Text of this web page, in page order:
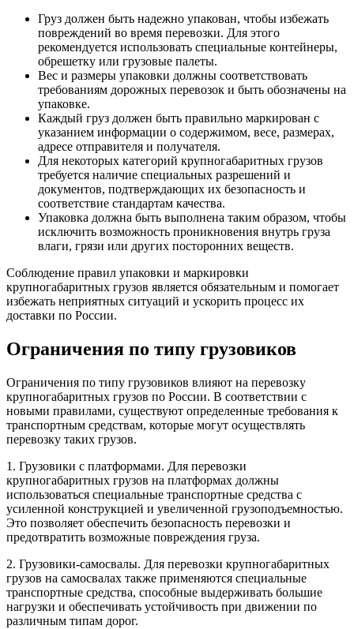
Груз должен быть надежно упакован, чтобы избежать
повреждений во время перевозки. Для этого
рекомендуется использовать специальные контейнеры,
обрешетку или грузовые палеты.
Вес и размеры упаковки должны соответствовать
требованиям дорожных перевозок и быть обозначены на
упаковке.
Каждый груз должен быть правильно маркирован с
указанием информации о содержимом, весе, размерах,
адресе отправителя и получателя.
Для некоторых категорий крупногабаритных грузов
требуется наличие специальных разрешений и
документов, подтверждающих их безопасность и
соответствие стандартам качества.
Упаковка должна быть выполнена таким образом, чтобы
исключить возможность проникновения внутрь груза
влаги, грязи или других посторонних веществ.
Соблюдение правил упаковки и маркировки
крупногабаритных грузов является обязательным и помогает
избежать неприятных ситуаций и ускорить процесс их
доставки по России.
Ограничения по типу грузовиков
Ограничения по типу грузовиков влияют на перевозку
крупногабаритных грузов по России. В соответствии с
новыми правилами, существуют определенные требования к
транспортным средствам, которые могут осуществлять
перевозку таких грузов.
1. Грузовики с платформами. Для перевозки
крупногабаритных грузов на платформах должны
использоваться специальные транспортные средства с
усиленной конструкцией и увеличенной грузоподъемностью.
Это позволяет обеспечить безопасность перевозки и
предотвратить возможные повреждения груза.
2. Грузовики-самосвалы. Для перевозки крупногабаритных
грузов на самосвалах также применяются специальные
транспортные средства, способные выдерживать большие
нагрузки и обеспечивать устойчивость при движении по
различным типам дорог.